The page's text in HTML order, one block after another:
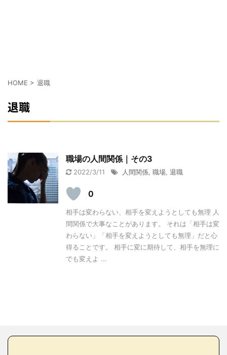
HOME > 退職
退職
職場の人間関係｜その3
2022/3/11 人間関係 職場 退職
0
相手は変わらない、相手を変えようとしても無理 人
間関係で大事なことがあります。 それは「相手は変
わらない」「相手を変えようとしても無理」だと心
得ることです。 相手に変に期待して、相手を無理に
でも変えよ ...